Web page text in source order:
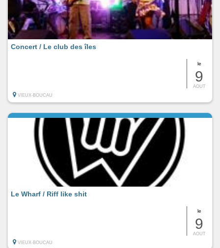
le
9
AOUT
Concert / Le club des îles
VIEUX-BOUCAU
le
9
AOUT
Le Wharf / Riff like shit
VIEUX-BOUCAU